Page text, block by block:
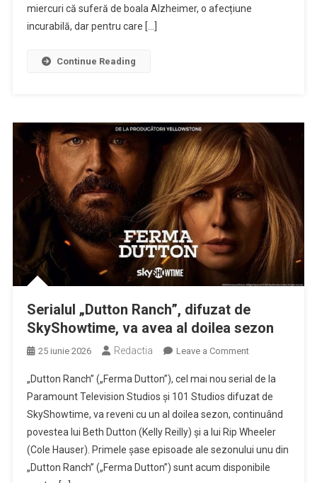
o
un
Oscar
onorific
dezvăluit
că
suferă
Alzheimer
miercuri că suferă de boala Alzheimer, o afecțiune
incurabilă, dar pentru care […]
Continue Reading
Serialul „Dutton Ranch”, difuzat de
SkyShowtime, va avea al doilea sezon
25 iunie 2026 Redactia Leave a Commenton
„Dutton
Ranch”,
difuzat
de
SkyShowtime,
va
„Dutton Ranch” („Ferma Dutton”), cel mai nou serial de la
Paramount Television Studios şi 101 Studios difuzat de
SkyShowtime, va reveni cu un al doilea sezon, continuând
povestea lui Beth Dutton (Kelly Reilly) şi a lui Rip Wheeler
(Cole Hauser). Primele şase episoade ale sezonului unu din
„Dutton Ranch” („Ferma Dutton”) sunt acum disponibile